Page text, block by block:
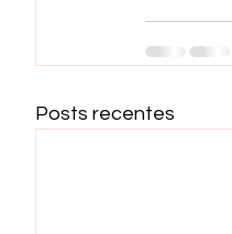
Posts recentes